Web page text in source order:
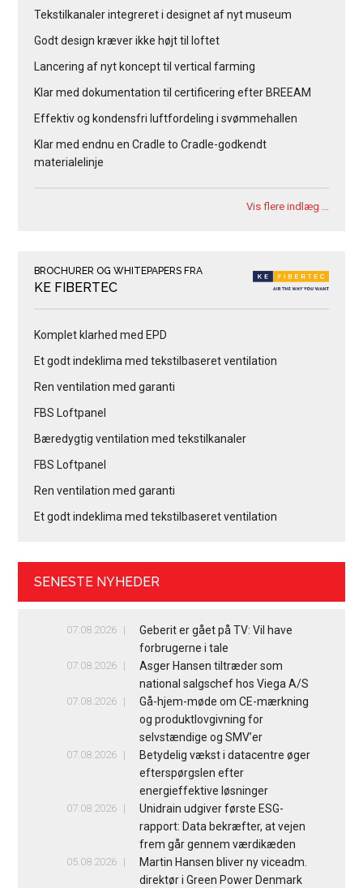
Tekstilkanaler integreret i designet af nyt museum
Godt design kræver ikke højt til loftet
Lancering af nyt koncept til vertical farming
Klar med dokumentation til certificering efter BREEAM
Effektiv og kondensfri luftfordeling i svømmehallen
Klar med endnu en Cradle to Cradle-godkendt
materialelinje
Vis flere indlæg …
BROCHURER OG WHITEPAPERS FRA
KE FIBERTEC
Komplet klarhed med EPD
Et godt indeklima med tekstilbaseret ventilation
Ren ventilation med garanti
FBS Loftpanel
Bæredygtig ventilation med tekstilkanaler
FBS Loftpanel
Ren ventilation med garanti
Et godt indeklima med tekstilbaseret ventilation
SENESTE NYHEDER
07.08.2026
Geberit er gået på TV: Vil have
forbrugerne i tale
07.08.2026
Asger Hansen tiltræder som
national salgschef hos Viega A/S
07.08.2026
Gå-hjem-møde om CE-mærkning
og produktlovgivning for
selvstændige og SMV’er
07.08.2026
Betydelig vækst i datacentre øger
efterspørgslen efter
energieffektive løsninger
07.08.2026
Unidrain udgiver første ESG-
rapport: Data bekræfter, at vejen
frem går gennem værdikæden
05.08.2026
Martin Hansen bliver ny viceadm.
direktør i Green Power Denmark